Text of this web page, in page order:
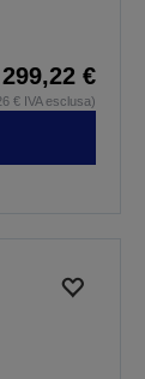
299,22 €
€ IVA esclusa)